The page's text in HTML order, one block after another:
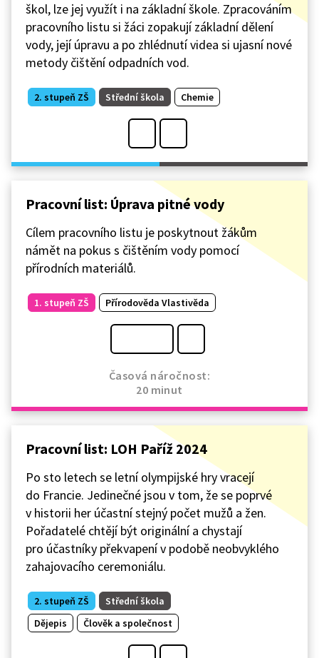
škol, lze jej využít i na základní škole. Zpracováním
pracovního listu si žáci zopakují základní dělení
vody, její úpravu a po zhlédnutí videa si ujasní nové
metody čištění odpadních vod.
2. stupeň ZŠ Střední škola Chemie
Pracovní list: Úprava pitné vody
Cílem pracovního listu je poskytnout žákům
námět na pokus s čištěním vody pomocí
přírodních materiálů.
1. stupeň ZŠ Přírodověda Vlastivěda
Časová náročnost:
20 minut
Pracovní list: LOH Paříž 2024
Po sto letech se letní olympijské hry vracejí
do Francie. Jedinečné jsou v tom, že se poprvé
v historii her účastní stejný počet mužů a žen.
Pořadatelé chtějí být originální a chystají
pro účastníky překvapení v podobě neobvyklého
zahajovacího ceremoniálu.
2. stupeň ZŠ
Střední škola
Dějepis
Člověk a společnost